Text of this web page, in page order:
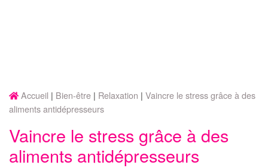
Accueil Bien-être Relaxation
Vaincre le stress grâce à des
aliments antidépresseurs
Vaincre le stress grâce à des
aliments antidépresseurs